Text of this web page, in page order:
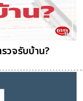
วจรับบ้าน?